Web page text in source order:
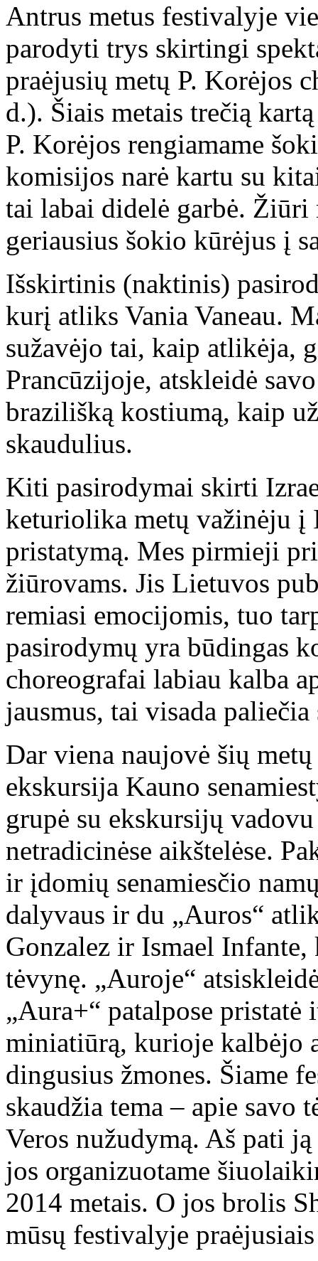
Antrus metus festivalyje
parodyti trys skirtingi
praėjusių metų P. Korėjos
d.). Šiais metais trečią
P. Korėjos rengiamame
komisijos narė kartu su
tai labai didelė garbė.
geriausius šokio kūrėjus į
Išskirtinis (naktinis)
kurį atliks Vania Vaneau.
sužavėjo tai, kaip atlikėja,
Prancūzijoje, atskleidė
brazilišką kostiumą, kaip
skaudulius.
Kiti pasirodymai skirti
keturiolika metų važinėju
pristatymą. Mes pirmieji
žiūrovams. Jis Lietuvos
remiasi emocijomis, tuo
pasirodymų yra būdingas
choreografai labiau kalba
jausmus, tai visada
Dar viena naujovė šių
ekskursija Kauno
grupė su ekskursijų
netradicinėse aikštelėse.
ir įdomių senamiesčio
dalyvaus ir du „Auros“
Gonzalez ir Ismael
tėvynę. „Auroje“
„Aura+“ patalpose
miniatiūrą, kurioje kalbėjo
dingusius žmones. Šiame
skaudžia tema – apie savo
Veros nužudymą. Aš pati
jos organizuotame
2014 metais. O jos brolis
mūsų festivalyje